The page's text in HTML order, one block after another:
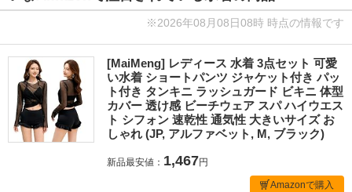
※2026年08月08日08時 時点の情報です
[MaiMeng] レディース 水着 3点セット 可愛
い水着 ショートパンツ ジャケット付き パッ
ト付き タンキニ ラッシュガード ビキニ 体型
カバー 透け感 ビーチウェア スパ ハイウエス
ト シフォン 速乾性 通気性 大きいサイズ お
しゃれ (JP, アルファベット, M, ブラック)
新品最安値： 1,467円
Amazonで購入